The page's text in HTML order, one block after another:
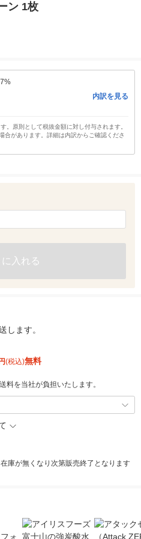
ン 1枚
内訳を見る
。原則として税抜金額に対し付与されます。
合があります。詳細は内訳からご確認くださ
入れる
します。
円(税込)無料
料を当社が負担いたします。
庫が無くなり次第販売終了となります